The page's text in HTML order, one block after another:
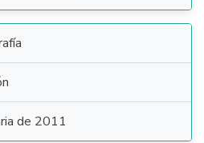
de 2011